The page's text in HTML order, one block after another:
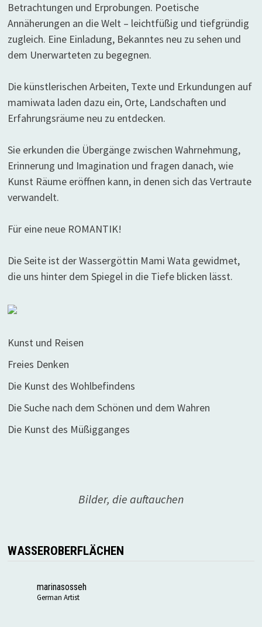
Betrachtungen und Erprobungen. Poetische
Annäherungen an die Welt – leichtfüßig und tiefgründig
zugleich. Eine Einladung, Bekanntes neu zu sehen und
dem Unerwarteten zu begegnen.
Die künstlerischen Arbeiten, Texte und Erkundungen auf
mamiwata laden dazu ein, Orte, Landschaften und
Erfahrungsräume neu zu entdecken.
Sie erkunden die Übergänge zwischen Wahrnehmung,
Erinnerung und Imagination und fragen danach, wie
Kunst Räume eröffnen kann, in denen sich das Vertraute
verwandelt.
Für eine neue ROMANTIK!
Die Seite ist der Wassergöttin Mami Wata gewidmet,
die uns hinter dem Spiegel in die Tiefe blicken lässt.
Kunst und Reisen
Freies Denken
Die Kunst des Wohlbefindens
Die Suche nach dem Schönen und dem Wahren
Die Kunst des Müßigganges
Bilder, die auftauchen
WASSEROBERFLÄCHEN
marinasosseh
German Artist